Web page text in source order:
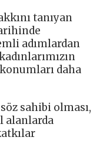
tanıyan
adımlardan
daha
sahibi olması,
alanlarda